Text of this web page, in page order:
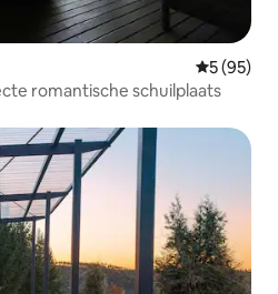
5 (95)
romantische schuilplaats